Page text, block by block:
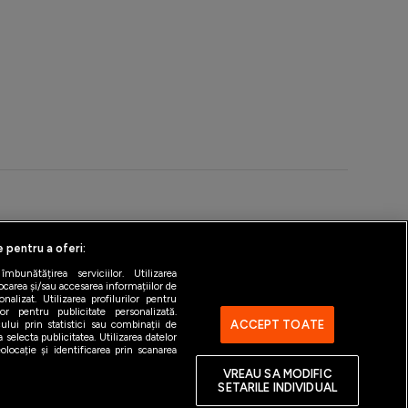
Gestionați preferințele
pentru a oferi:
serviciilor. Utilizarea
și/sau accesarea informațiilor de
Utilizarea profilurilor pentru
pentru publicitate personalizată.
prin statistici sau combinații de
publicitatea. Utilizarea datelor
și identificarea prin scanarea
ACCEPT TOATE
VREAU SA MODIFIC
SETARILE INDIVIDUAL